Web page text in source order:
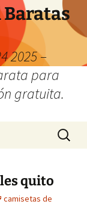
Baratas
2025 –
para
gratuita.
Buscar:
quito
camisetas de